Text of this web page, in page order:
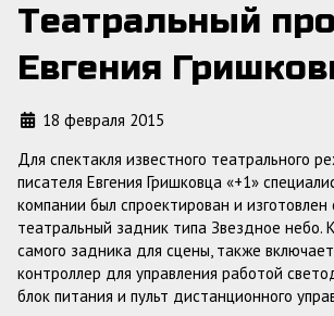
Театральный
Евгения
18 февраля 2015
Для спектакля известного театрального
писателя Евгения Гришковца «+1»
компании был спроектирован и изготовлен
театральный задник типа Звездное небо.
самого задника для сцены, также
контроллер для управления работой
блок питания и пульт дистанционного